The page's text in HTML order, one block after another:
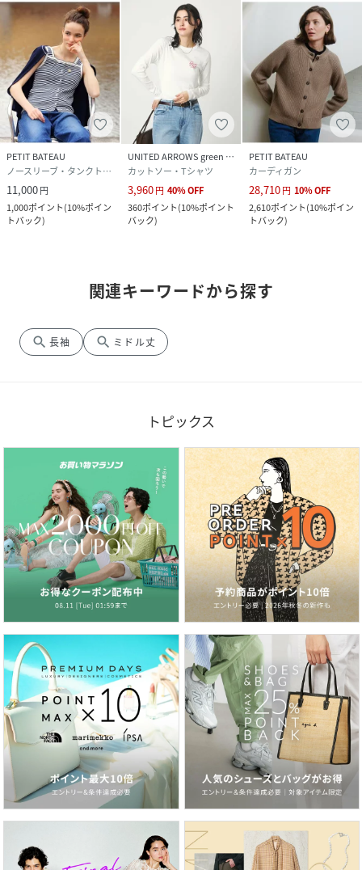
PETIT BATEAU
ノースリーブ・タンクトップ
11,000円
1,000ポイント(10%ポイン
トバック)
UNITED ARROWS green label relaxing
カットソー・Tシャツ
3,960円 40%OFF
360ポイント(10%ポイント
バック)
PETIT BATEAU
カーディガン
28,710円 10%OFF
2,610ポイント(10%ポイン
トバック)
関連キーワードから探す
search 長袖 search ミドル丈
トピックス